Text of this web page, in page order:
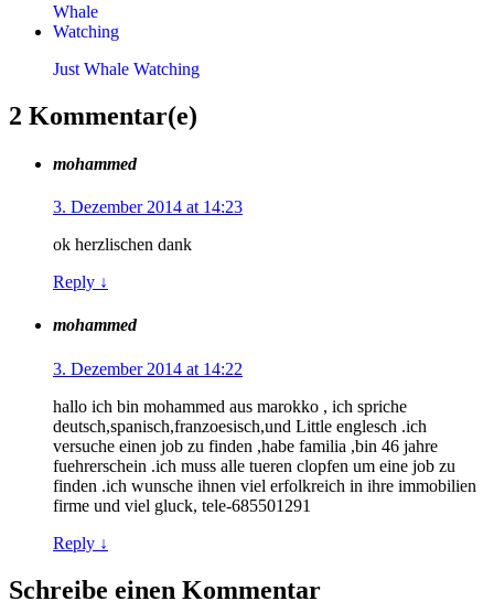
Just Whale Watching
2 Kommentar(e)
mohammed
3. Dezember 2014 at 14:23
ok herzlischen dank
Reply ↓
mohammed
3. Dezember 2014 at 14:22
hallo ich bin mohammed aus marokko , ich spriche
deutsch,spanisch,franzoesisch,und Little englesch .ich
versuche einen job zu finden ,habe familia ,bin 46 jahre
fuehrerschein .ich muss alle tueren clopfen um eine job zu
finden .ich wunsche ihnen viel erfolkreich in ihre immobilien
firme und viel gluck, tele-685501291
Reply ↓
Schreibe einen Kommentar